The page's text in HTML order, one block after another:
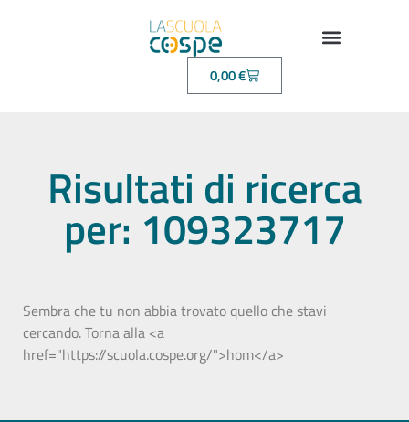
0,00€
Risultati di ricerca
per: 109323717
Sembra che tu non abbia trovato quello che stavi
cercando. Torna alla <a
href="https://scuola.cospe.org/">hom</a>